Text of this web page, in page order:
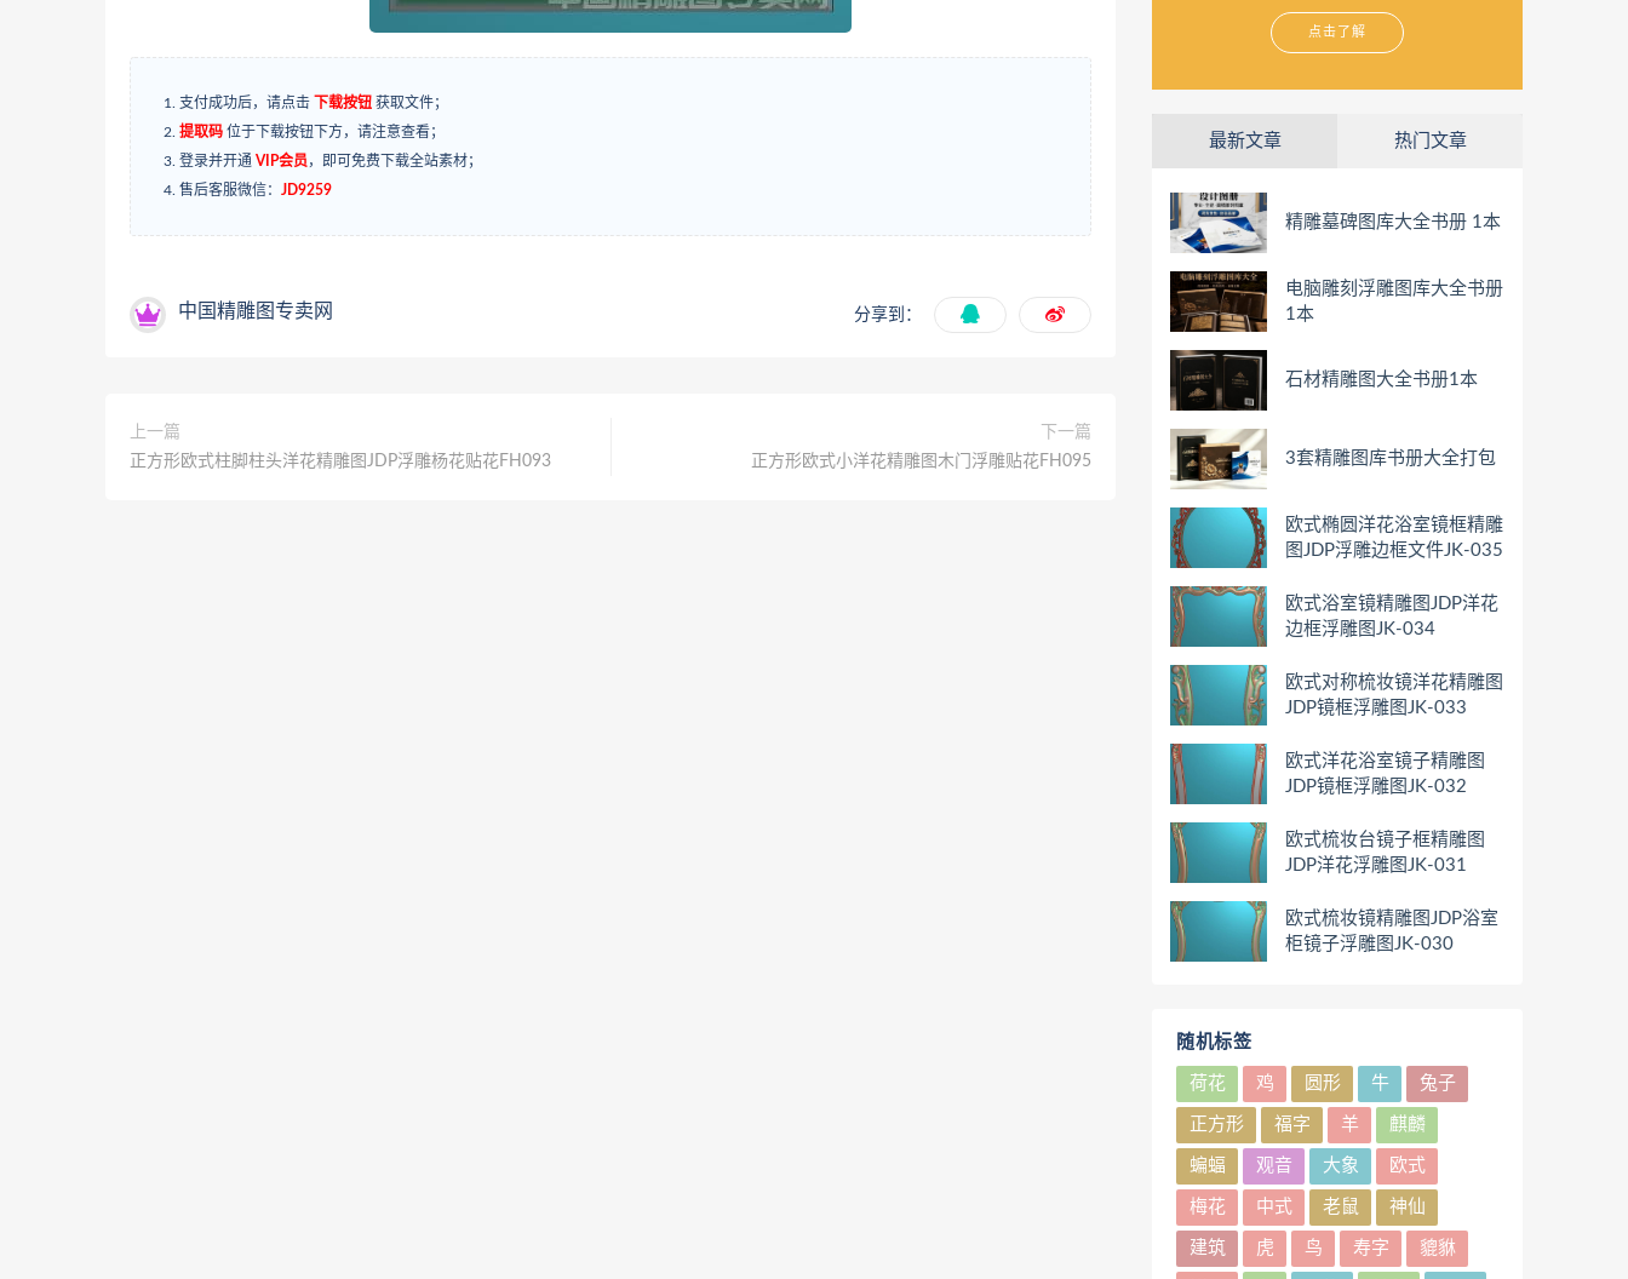
支付成功后，请点击 下载按钮 获取文件；
提取码 位于下载按钮下方，请注意查看；
登录并开通 VIP会员 ，即可免费下载全站素材；
售后客服微信： JD9259
中国精雕图专卖网 分享到：
上一篇
正方形欧式柱脚柱头洋花精雕图JDP浮雕杨花贴花FH093
下一篇
正方形欧式小洋花精雕图木门浮雕贴花FH095
点击了解
最新文章 热门文章
精雕墓碑图库大全书册 1本
电脑雕刻浮雕图库大全书册
1本
石材精雕图大全书册1本
3套精雕图库书册大全打包
欧式椭圆洋花浴室镜框精雕
图JDP浮雕边框文件JK-035
欧式浴室镜精雕图JDP洋花
边框浮雕图JK-034
欧式对称梳妆镜洋花精雕图
JDP镜框浮雕图JK-033
欧式洋花浴室镜子精雕图
JDP镜框浮雕图JK-032
欧式梳妆台镜子框精雕图
JDP洋花浮雕图JK-031
欧式梳妆镜精雕图JDP浴室
柜镜子浮雕图JK-030
随机标签
荷花 鸡 圆形 牛 兔子
正方形 福字 羊 麒麟
蝙蝠 观音 大象 欧式
梅花 中式 老鼠 神仙
建筑 虎 鸟 寿字 貔貅